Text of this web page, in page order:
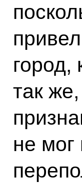
так
не мог